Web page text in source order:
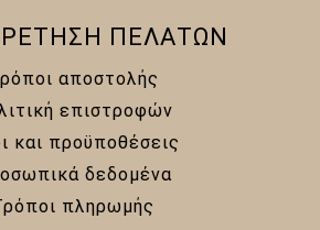
ΠΕΛΑΤΩΝ
αποστολής
επιστροφών
και προϋποθέσεις
δεδομένα
πληρωμής